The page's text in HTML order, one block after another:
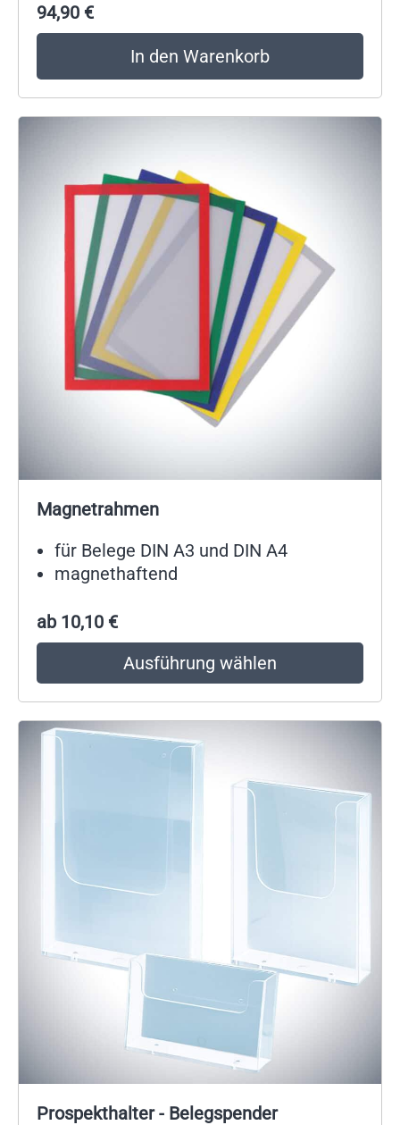
94,90 €
In den Warenkorb
Magnetrahmen
für Belege DIN A3 und DIN A4
magnethaftend
ab 10,10 €
Ausführung wählen
Prospekthalter - Belegspender